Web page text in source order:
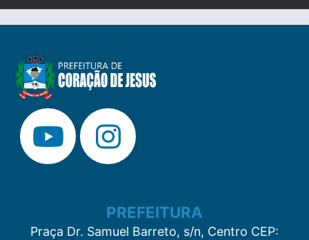
PREFEITURA
Praça Dr. Samuel Barreto, s/n, Centro CEP: